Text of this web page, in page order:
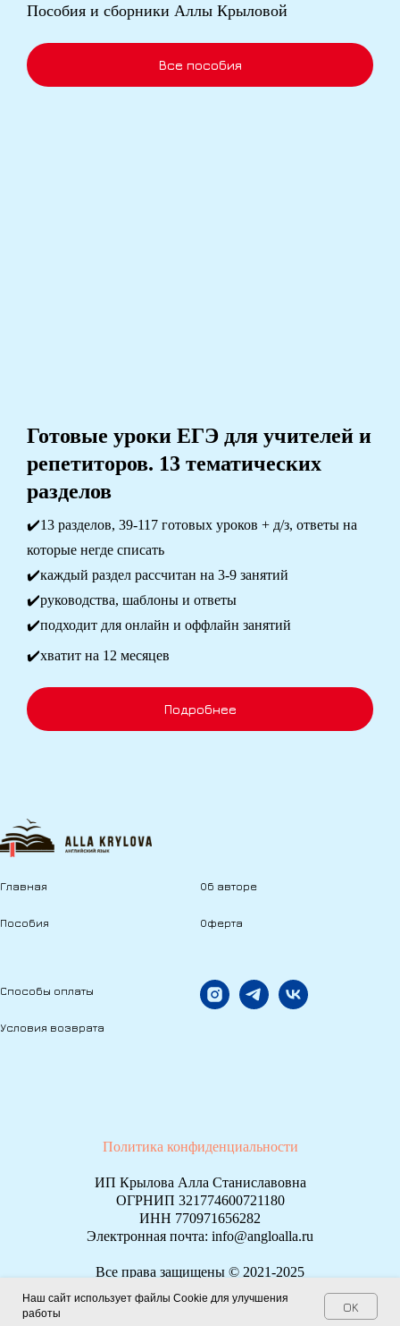
Пособия и сборники Аллы Крыловой
Все пособия
Готовые уроки ЕГЭ для учителей и
репетиторов. 13 тематических
разделов
✔️13 разделов, 39-117 готовых уроков + д/з, ответы на
которые негде списать
✔️каждый раздел рассчитан на 3-9 занятий
✔️руководства, шаблоны и ответы
✔️подходит для онлайн и оффлайн занятий
✔️хватит на 12 месяцев
Подробнее
Наш сайт использует файлы Cookie для улучшения
работы
OK
Главная
Пособия
Об авторе
Оферта
Способы оплаты
Условия возврата
Политика конфиденциальности
ИП Крылова Алла Станиславовна
ОГРНИП 321774600721180
ИНН 770971656282
Электронная почта: info@angloalla.ru
Все права защищены © 2021-2025